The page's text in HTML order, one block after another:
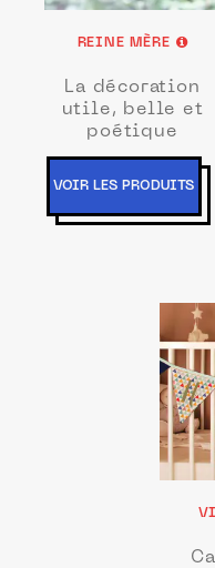
REINE MÈRE
La décoration
utile, belle et
poétique
VOIR LES PRODUITS